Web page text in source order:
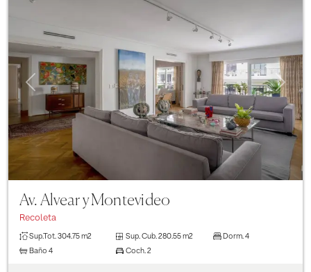
Previous Next
Av. Alvear y Montevideo
Recoleta
Sup.Tot. 304.75 m2 Sup. Cub. 280.55 m2 Dorm. 4
Baño 4 Coch. 2